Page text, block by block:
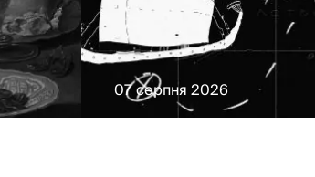
07 серпня 2026